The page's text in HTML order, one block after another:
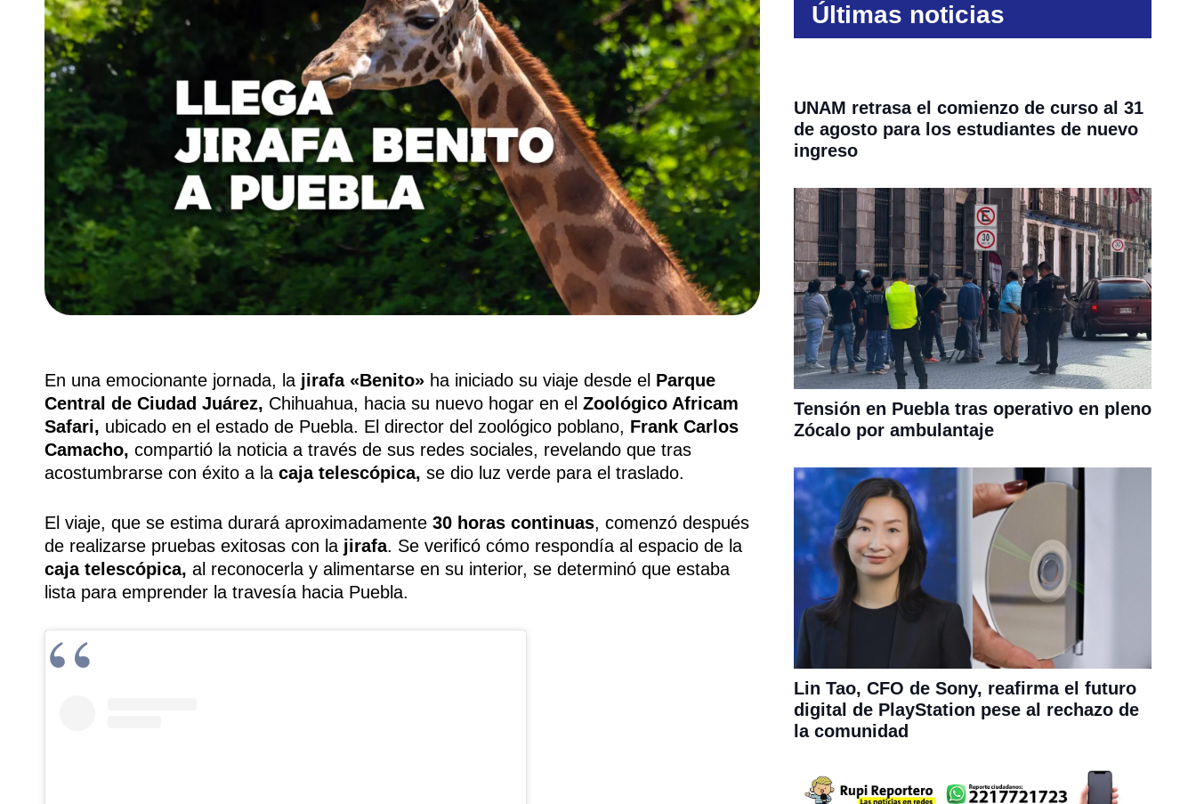
En una emocionante jornada, la jirafa «Benito» ha iniciado su viaje desde el Parque
Central de Ciudad Juárez, Chihuahua, hacia su nuevo hogar en el Zoológico Africam
Safari, ubicado en el estado de Puebla. El director del zoológico poblano, Frank Carlos
Camacho, compartió la noticia a través de sus redes sociales, revelando que tras
acostumbrarse con éxito a la caja telescópica, se dio luz verde para el traslado.
El viaje, que se estima durará aproximadamente 30 horas continuas, comenzó después
de realizarse pruebas exitosas con la jirafa. Se verificó cómo respondía al espacio de la
caja telescópica, al reconocerla y alimentarse en su interior, se determinó que estaba
lista para emprender la travesía hacia Puebla.
Últimas noticias
UNAM retrasa el comienzo de curso al 31
de agosto para los estudiantes de nuevo
ingreso
Tensión en Puebla tras operativo en pleno
Zócalo por ambulantaje
Lin Tao, CFO de Sony, reafirma el futuro
digital de PlayStation pese al rechazo de
la comunidad